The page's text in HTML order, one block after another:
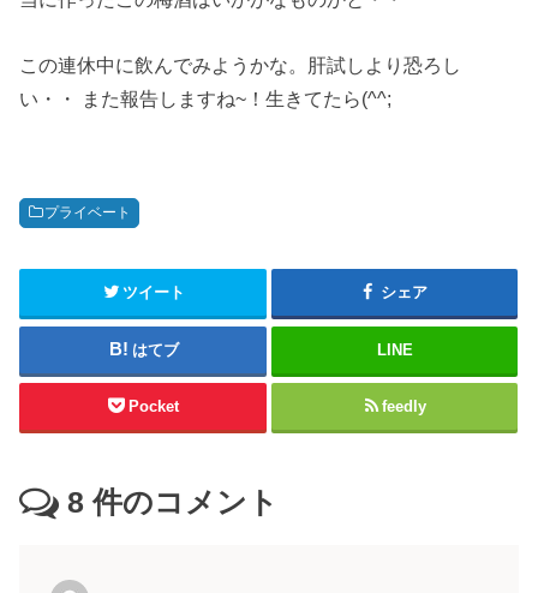
この連休中に飲んでみようかな。肝試しより恐ろし
い・・ また報告しますね~！生きてたら(^^;
プライベート
ツイート シェア
はてブ LINE
Pocket feedly
8 件のコメント